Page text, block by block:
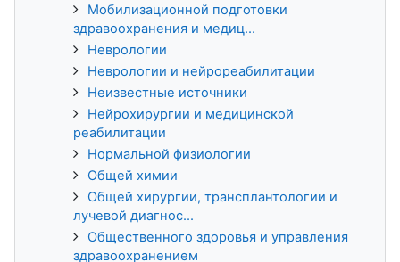
Мобилизационной подготовки
здравоохранения и медиц...
Неврологии
Неврологии и нейрореабилитации
Неизвестные источники
Нейрохирургии и медицинской
реабилитации
Нормальной физиологии
Общей химии
Общей хирургии, трансплантологии и
лучевой диагнос...
Общественного здоровья и управления
здравоохранением